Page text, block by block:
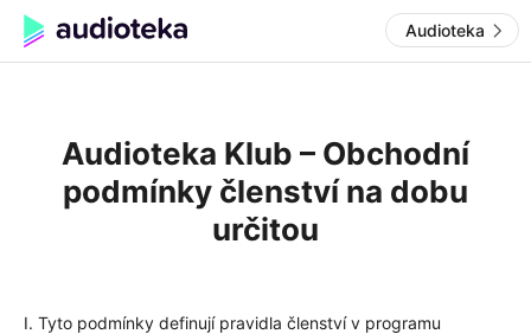
Audioteka
Audioteka Klub – Obchodní
podmínky členství na dobu
určitou
I. Tyto podmínky definují pravidla členství v programu